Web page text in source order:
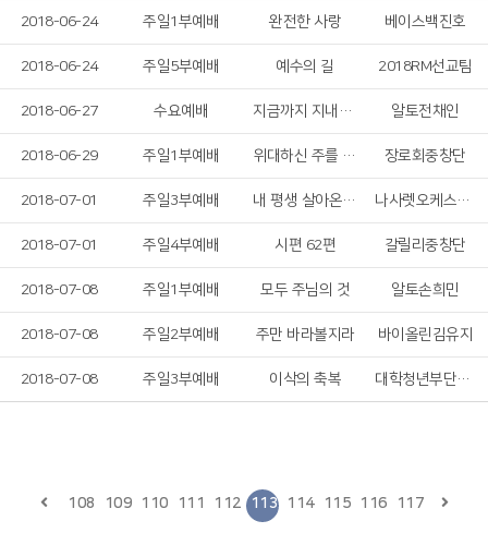
2018-06-24 주일1부예배 완전한 사랑 베이스백진호
2018-06-24 주일5부예배 예수의 길 2018RM선교팀
2018-06-27 수요예배 지금까지 지내온 것 알토전채인
2018-06-29 주일1부예배 위대하신 주를 찬양 장로회중창단
2018-07-01 주일3부예배 내 평생 살아온 길 나사렛오케스트라
2018-07-01 주일4부예배 시편 62편 갈릴리중창단
2018-07-08 주일1부예배 모두 주님의 것 알토손희민
2018-07-08 주일2부예배 주만 바라볼지라 바이올린김유지
2018-07-08 주일3부예배 이삭의 축복 대학청년부단기선교팀
108 109 110 111 112 113 114 115 116 117